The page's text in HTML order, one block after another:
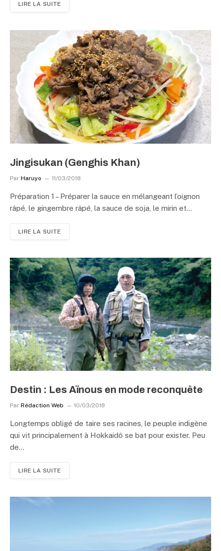
LIRE LA SUITE
Jingisukan (Genghis Khan)
Par Haruyo 11/03/2018
Préparation 1 – Préparer la sauce en mélangeant l’oignon
râpé, le gingembre râpé, la sauce de soja, le mirin et…
LIRE LA SUITE
Destin : Les Aïnous en mode reconquête
Par Rédaction Web 10/03/2018
Longtemps obligé de taire ses racines, le peuple indigène
qui vit principalement à Hokkaidô se bat pour exister. Peu
de…
LIRE LA SUITE